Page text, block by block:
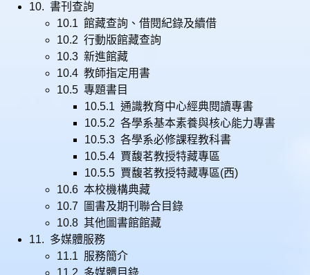
10. 書刊查詢
10.1 館藏查詢、借閱紀錄及續借
10.2 行動版館藏查詢
10.3 新進館藏
10.4 教師指定用書
10.5 專題書目
10.5.1 通識教育中心經典閱讀專書
10.5.2 各學系基本素養與核心能力專書
10.5.3 各學系必修課程教科書
10.5.4 賈馥茗教授特藏專區
10.5.5 賈馥茗教授特藏專區(西)
10.6 本校機構典藏
10.7 圖書及期刊聯合目錄
10.8 其他圖書館館藏
11. 多媒體服務
11.1 服務簡介
11.2 多媒體目錄